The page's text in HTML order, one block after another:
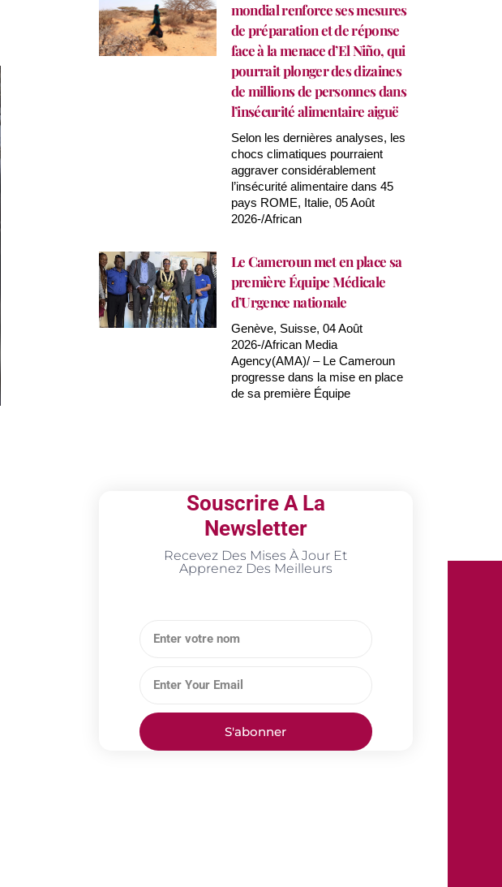
mondial renforce ses mesures
de préparation et de réponse
face à la menace d’El Niño, qui
pourrait plonger des dizaines
de millions de personnes dans
l’insécurité alimentaire aiguë
Selon les dernières analyses, les
chocs climatiques pourraient
aggraver considérablement
l’insécurité alimentaire dans 45
pays ROME, Italie, 05 Août
2026-/African
Le Cameroun met en place sa
première Équipe Médicale
d’Urgence nationale
Genève, Suisse, 04 Août
2026-/African Media
Agency(AMA)/ – Le Cameroun
progresse dans la mise en place
de sa première Équipe
Souscrire A La
Newsletter
Recevez Des Mises À Jour Et
Apprenez Des Meilleurs
S'abonner